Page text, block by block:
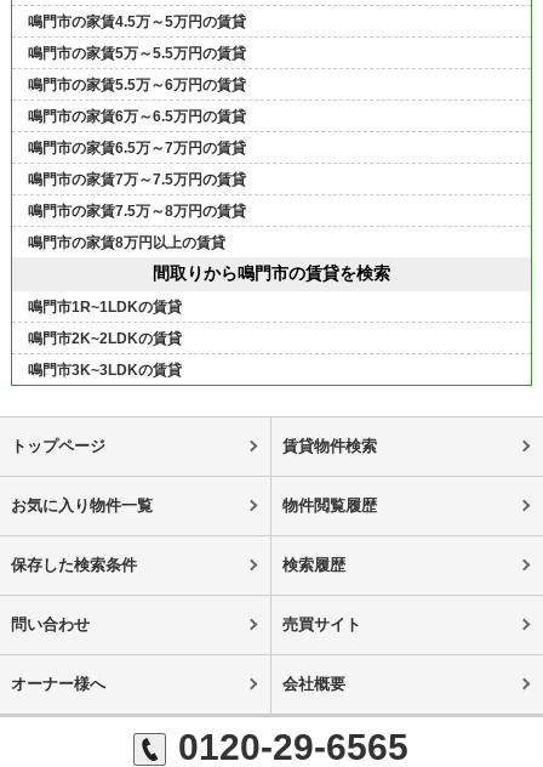
鳴門市の家賃4.5万～5万円の賃貸
鳴門市の家賃5万～5.5万円の賃貸
鳴門市の家賃5.5万～6万円の賃貸
鳴門市の家賃6万～6.5万円の賃貸
鳴門市の家賃6.5万～7万円の賃貸
鳴門市の家賃7万～7.5万円の賃貸
鳴門市の家賃7.5万～8万円の賃貸
鳴門市の家賃8万円以上の賃貸
間取りから鳴門市の賃貸を検索
鳴門市1R~1LDKの賃貸
鳴門市2K~2LDKの賃貸
鳴門市3K~3LDKの賃貸
トップページ 賃貸物件検索
お気に入り物件一覧 物件閲覧履歴
保存した検索条件 検索履歴
問い合わせ 売買サイト
オーナー様へ 会社概要
0120-29-6565